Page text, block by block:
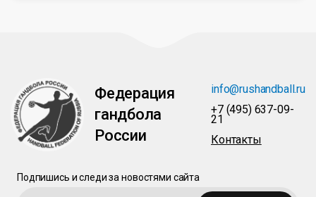
Федерация
гандбола
России
info@rushandball.ru
+7 (495) 637-09-
21
Контакты
Подпишись и следи за новостями сайта